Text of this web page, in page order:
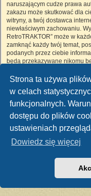
Strona ta używa
w celach
funkcjonalnych.
dostępu do plików
ustawieniach
Dowiedz się więcej
naruszającym cudze prawa
zakazu może skutkować dla
witryny, a twój dostawca
niewłaściwym zachowaniu.
RetroTRAKTOR” może w
zamknąć każdy twój temat,
podanych przez ciebie
będą przekazywane nikomu
RetroTRAKTOR”, ani phpBB
witryny, podczas których
Portal RetroTRAKTOR.pl
Technologię dostarcza
Polski
Zasady